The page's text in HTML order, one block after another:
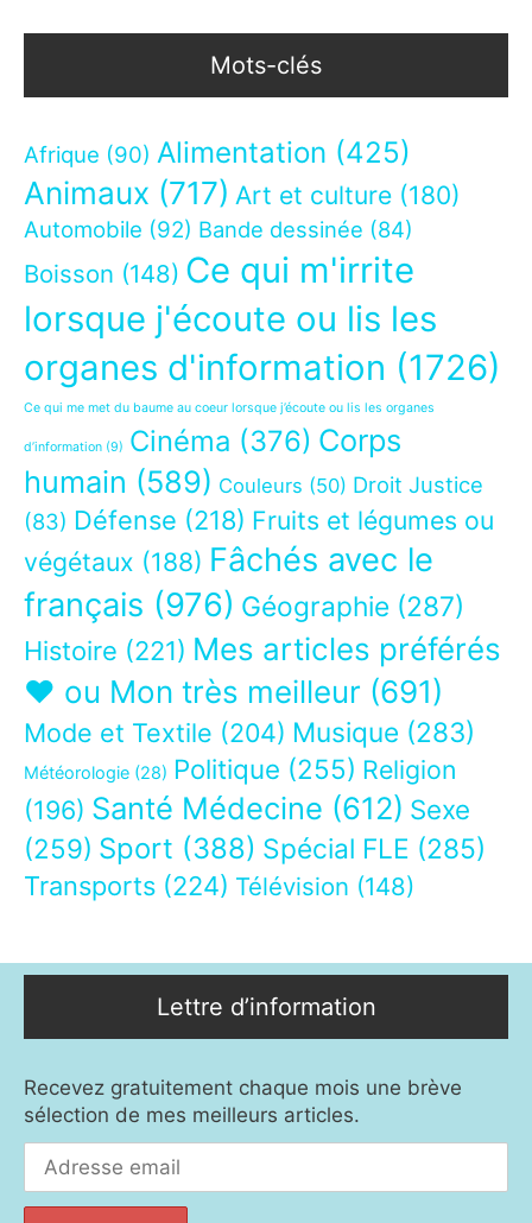
Mots-clés
Afrique (90) Alimentation (425)
Animaux (717) Art et culture (180)
Automobile (92) Bande dessinée (84)
Boisson (148) Ce qui m'irrite
lorsque j'écoute ou lis les
organes d'information (1726)
Ce qui me met du baume au coeur lorsque j’écoute ou lis les organes
d’information (9) Cinéma (376) Corps
humain (589) Couleurs (50) Droit Justice
(83) Défense (218) Fruits et légumes ou
végétaux (188) Fâchés avec le
français (976) Géographie (287)
Histoire (221) Mes articles préférés
❤ ou Mon très meilleur (691)
Mode et Textile (204) Musique (283)
Météorologie (28) Politique (255) Religion
(196) Santé Médecine (612) Sexe
(259) Sport (388) Spécial FLE (285)
Transports (224) Télévision (148)
Lettre d’information
Recevez gratuitement chaque mois une brève
sélection de mes meilleurs articles.